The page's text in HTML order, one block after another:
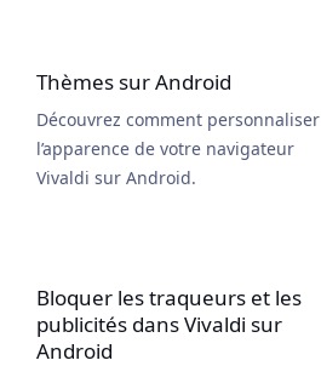
Thèmes sur Android
Découvrez comment personnaliser
l’apparence de votre navigateur
Vivaldi sur Android.
Bloquer les traqueurs et les
publicités dans Vivaldi sur
Android